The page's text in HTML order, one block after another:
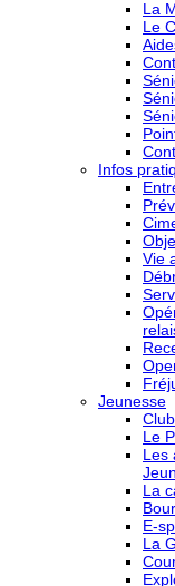
La
Le
Infos
Vie
Jeunesse
Le
Les
La
E-
La